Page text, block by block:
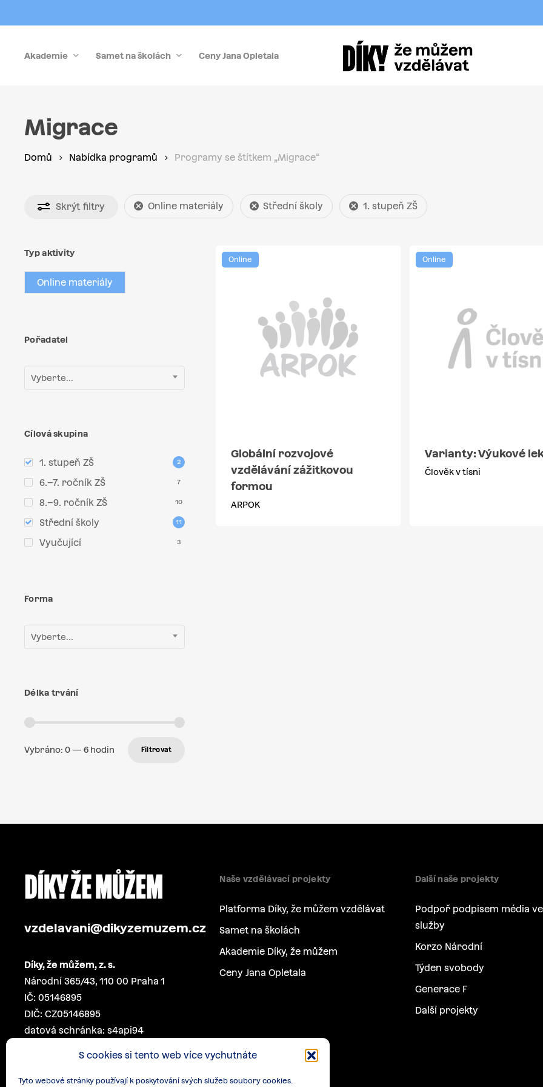
S cookies si tento web více vychutnáte
Tyto webové stránky používají k poskytování svých služeb soubory cookies.
to
contentAkademie Samet na školách Ceny Jana Opletala
Migrace
Domů Nabídka programů Programy se štítkem „Migrace“
Skrýt filtry Online materiály Střední školy 1. stupeň ZŠ
Typ aktivity
Online materiály
Pořadatel
Vyberte...
Cílová skupina
1. stupeň ZŠ 2
6.–7. ročník ZŠ 7
8.–9. ročník ZŠ 10
Střední školy 11
Vyučující 3
Forma
Vyberte...
Délka trvání
Vybráno: 0— 6 hodin Filtrovat
Online
Globální rozvojové
vzdělávání zážitkovou
formou
ARPOK
Online
Varianty: Výukové
Člověk v tísni
vzdelavani@dikyzemuzem.cz
Díky, že můžem, z. s.
Národní 365/43, 110 00 Praha 1
IČ: 05146895
DIČ: CZ05146895
datová schránka: s4api94
Naše vzdělávací projekty
Platforma Díky, že můžem vzdělávat
Samet na školách
Akademie Díky, že můžem
Ceny Jana Opletala
Další naše projekty
Podpoř podpisem média
služby
Korzo Národní
Týden svobody
Generace F
Další projekty